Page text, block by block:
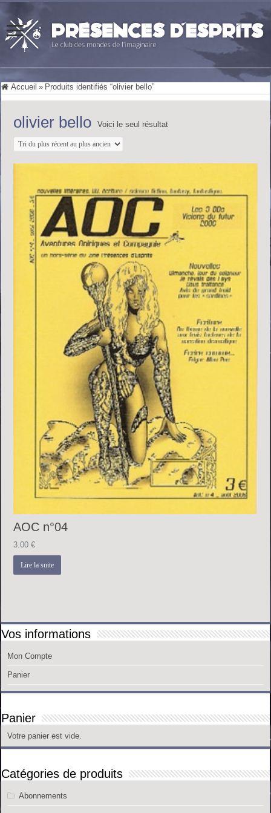
Accueil » Produits identifiés “olivier bello”
olivier bello Voici le seul résultat
AOC n°04
3.00€
Lire la suite
Vos informations
Mon Compte
Panier
Panier
Votre panier est vide.
Catégories de produits
Abonnements